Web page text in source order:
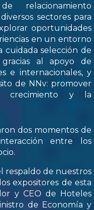
relacionamiento
sectores para
oportunidades
en un entorno
cuidada selección de
al apoyo de
e internacionales, y
de NNv: promover
crecimiento y la
dos momentos de
entre los
respaldo de nuestros
expositores de esta
y CEO de Hoteles
de Economía y